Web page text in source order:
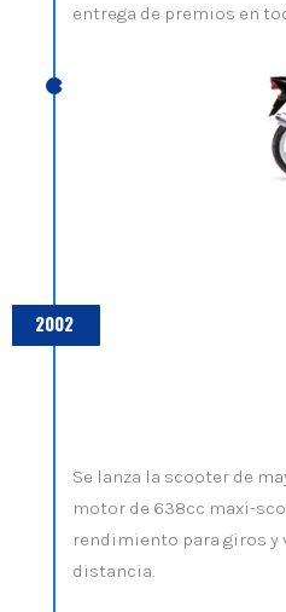
entrega de premios en
2002
Se lanza la scooter de
motor de 638cc maxi-
rendimiento para giros y
distancia.